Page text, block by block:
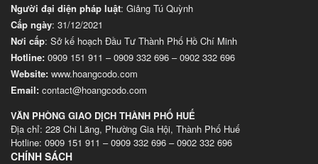
Người đại diện pháp luật: Giảng Tú Quỳnh
Cấp ngày: 31/12/2021
Nơi cấp: Sở kế hoạch Đầu Tư Thành Phố Hồ Chí Minh
Hotline: 0909 151 911 –0909 332 696 –0902 332 696
Website: www.hoangcodo.com
Email: contact@hoangcodo.com
VĂN PHÒNG GIAO DỊCH THÀNH PHỐ HUẾ
Địa chỉ: 228 Chi Lăng, Phường Gia Hội, Thành Phố Huế
Hotline: 0909 151 911 – 0909 332 696 – 0902 332 696
CHÍNH SÁCH